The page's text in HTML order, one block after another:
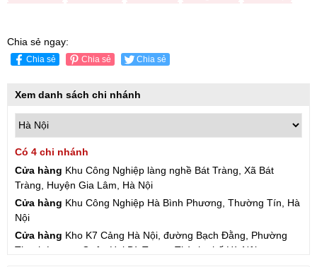
Chia sẻ ngay:
Chia sẻ Chia sẻ Chia sẻ
Xem danh sách chi nhánh
Có 4 chi nhánh
Cửa hàng Khu Công Nghiệp làng nghề Bát Tràng, Xã Bát
Tràng, Huyện Gia Lâm, Hà Nội
Cửa hàng Khu Công Nghiệp Hà Bình Phương, Thường Tín, Hà
Nội
Cửa hàng Kho K7 Cảng Hà Nội, đường Bạch Đằng, Phường
Thanh Lương, Quận Hai Bà Trưng, Thành phố Hà Nội